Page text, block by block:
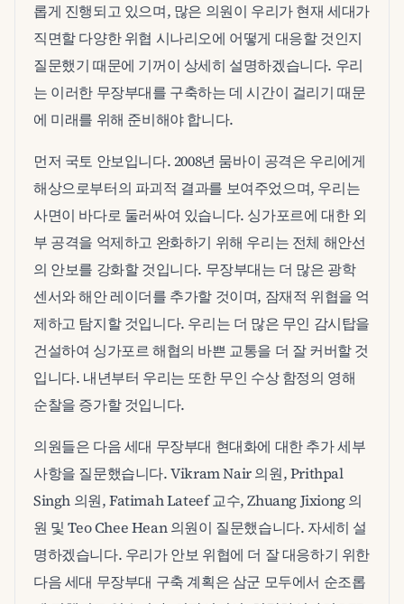
롭게 진행되고 있으며, 많은 의원이 우리가 현재 세대가
직면할 다양한 위협 시나리오에 어떻게 대응할 것인지
질문했기 때문에 기꺼이 상세히 설명하겠습니다. 우리
는 이러한 무장부대를 구축하는 데 시간이 걸리기 때문
에 미래를 위해 준비해야 합니다.
먼저 국토 안보입니다. 2008년 뭄바이 공격은 우리에게
해상으로부터의 파괴적 결과를 보여주었으며, 우리는
사면이 바다로 둘러싸여 있습니다. 싱가포르에 대한 외
부 공격을 억제하고 완화하기 위해 우리는 전체 해안선
의 안보를 강화할 것입니다. 무장부대는 더 많은 광학
센서와 해안 레이더를 추가할 것이며, 잠재적 위협을 억
제하고 탐지할 것입니다. 우리는 더 많은 무인 감시탑을
건설하여 싱가포르 해협의 바쁜 교통을 더 잘 커버할 것
입니다. 내년부터 우리는 또한 무인 수상 함정의 영해
순찰을 증가할 것입니다.
의원들은 다음 세대 무장부대 현대화에 대한 추가 세부
사항을 질문했습니다. Vikram Nair 의원, Prithpal
Singh 의원, Fatimah Lateef 교수, Zhuang Jixiong 의
원 및 Teo Chee Hean 의원이 질문했습니다. 자세히 설
명하겠습니다. 우리가 안보 위협에 더 잘 대응하기 위한
다음 세대 무장부대 구축 계획은 삼군 모두에서 순조롭